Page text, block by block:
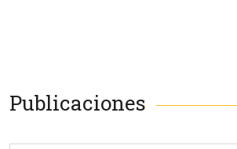
Publicaciones